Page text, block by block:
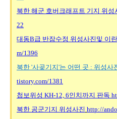
북한 해군 호버크래프트 기지 위성
22
대동B급 반잠수정 위성사진및 이
m/1396
북한 '사곶기지'는 어떤 곳 : 위성사
tistory.com/1381
첩보위성 KH-12, 6인치까지 판독
북한 공군기지 위성사진 http://